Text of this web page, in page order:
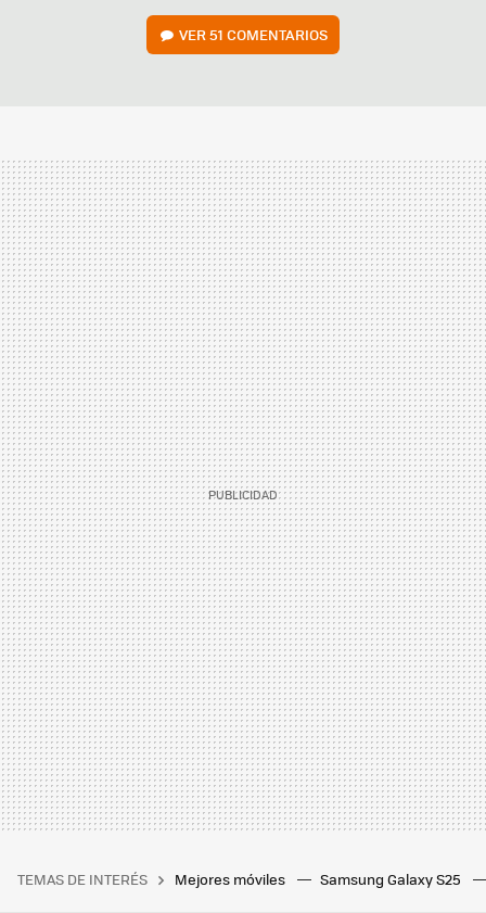
VER51 COMENTARIOS
TEMAS DE INTERÉS Mejores móviles Samsung Galaxy S25